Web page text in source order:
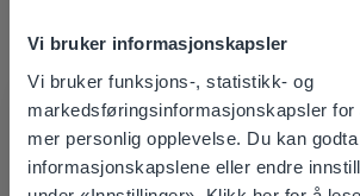
Vi bruker informasjonskapsler
Vi bruker funksjons-, statistikk- og
markedsføringsinformasjonskapsler for
mer personlig opplevelse. Du kan
informasjonskapslene eller endre
Oppdag mer!
Dagsplanlegger: Sommer
This website doesn't
your location
Based on your location, we think